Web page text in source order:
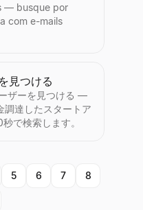
— busque por
com e-mails
見つける
ザーを見つける —
達したスタートア
で検索します。
5 6 7 8